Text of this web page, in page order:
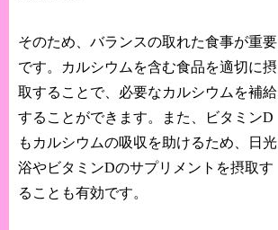
そのため、バランスの取れた食事が重要
です。カルシウムを含む食品を適切に摂
取することで、必要なカルシウムを補給
することができます。また、ビタミンD
もカルシウムの吸収を助けるため、日光
浴やビタミンDのサプリメントを摂取す
ることも有効です。